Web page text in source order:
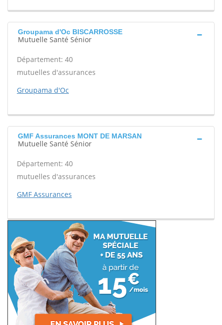
Groupama d'Oc BISCARROSSE
Mutuelle Santé Sénior
Département: 40
mutuelles d'assurances
Groupama d'Oc
GMF Assurances MONT DE MARSAN
Mutuelle Santé Sénior
Département: 40
mutuelles d'assurances
GMF Assurances